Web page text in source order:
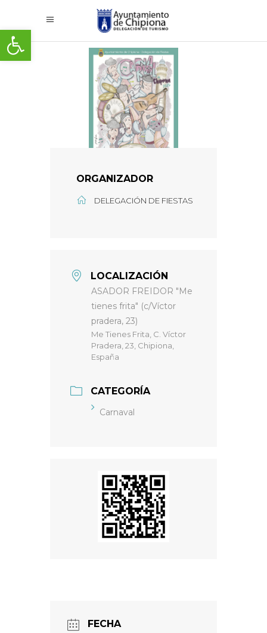
Abrir barra de herramientas
ORGANIZADOR
DELEGACIÓN DE FIESTAS
LOCALIZACIÓN
ASADOR FREIDOR "Me
tienes frita" (c/Víctor
pradera, 23)
Me Tienes Frita, C. Víctor
Pradera, 23, Chipiona,
España
CATEGORÍA
Carnaval
FECHA